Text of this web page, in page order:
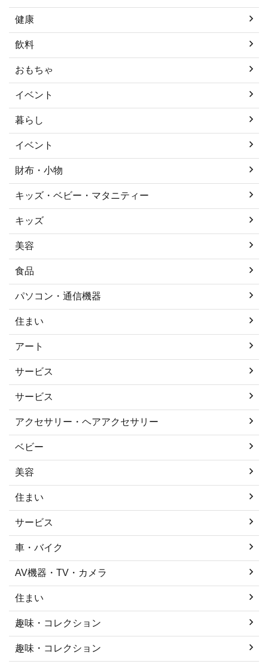
健康
飲料
おもちゃ
イベント
暮らし
イベント
財布・小物
キッズ・ベビー・マタニティー
キッズ
美容
食品
パソコン・通信機器
住まい
アート
サービス
サービス
アクセサリー・ヘアアクセサリー
ベビー
美容
住まい
サービス
車・バイク
AV機器・TV・カメラ
住まい
趣味・コレクション
趣味・コレクション